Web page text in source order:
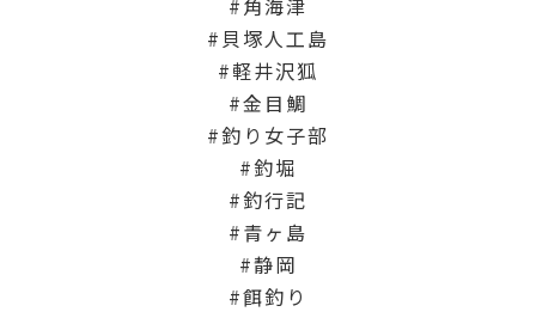
貝塚人工島
軽井沢狐
金目鯛
釣り女子部
釣堀
釣行記
青ヶ島
静岡
餌釣り